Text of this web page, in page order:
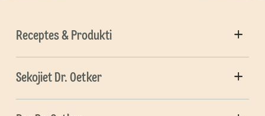
Receptes & Produkti
Sekojiet Dr. Oetker